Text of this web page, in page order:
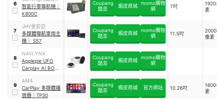
6
王
智能行車導航機
K800C
Coupang
酷澎
蝦皮商城 momo購物
網
7吋
素
7
JHY金宏亞
多媒體導航車用主
機
S57
Coupang
酷澎
蝦皮商城 momo購物
網
11.5吋
像素
8
NAVLYNX
Applepie UFO
Carplay AI BOX
Coupang
酷澎
蝦皮商城 momo購物
網
9
AMA
CarPlay 多媒體播
放器
TP30
Coupang
酷澎
蝦皮商城 官方網站 10.26吋
素